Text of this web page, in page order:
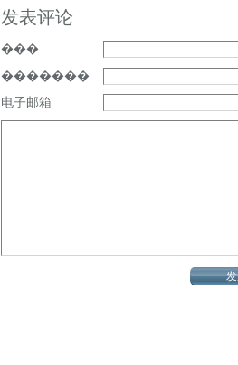
发表评论
���
�������
电子邮箱